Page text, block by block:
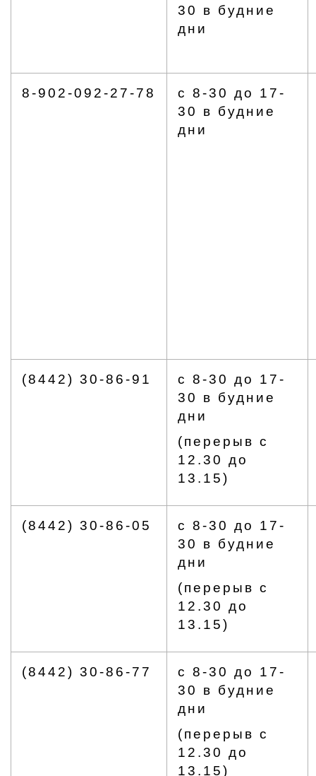
30 в будние
дни
8-902-092-27-78
с 8-30 до 17-
30 в будние
дни
(8442) 30-86-91
с 8-30 до 17-
30 в будние
дни
(перерыв с
12.30 до
13.15)
(8442) 30-86-05
с 8-30 до 17-
30 в будние
дни
(перерыв с
12.30 до
13.15)
(8442) 30-86-77
с 8-30 до 17-
30 в будние
дни
(перерыв с
12.30 до
13.15)